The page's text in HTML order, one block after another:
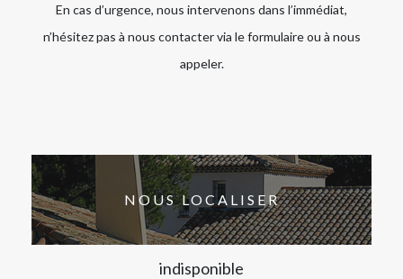
En cas d’urgence, nous intervenons dans l’immédiat,
n’hésitez pas à nous contacter via le formulaire ou à nous
appeler.
NOUS LOCALISER
indisponible